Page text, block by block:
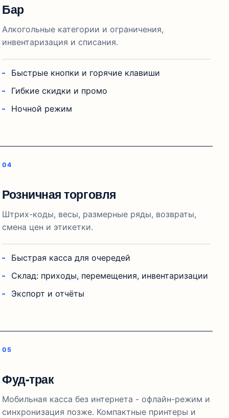
Бар
Алкогольные категории и ограничения,
инвентаризация и списания.
Быстрые кнопки и горячие клавиши
Гибкие скидки и промо
Ночной режим
Розничная торговля
Штрих-коды, весы, размерные ряды, возвраты,
смена цен и этикетки.
Быстрая касса для очередей
Склад: приходы, перемещения, инвентаризации
Экспорт и отчёты
Фуд-трак
Мобильная касса без интернета - офлайн-режим и
синхронизация позже. Компактные принтеры и